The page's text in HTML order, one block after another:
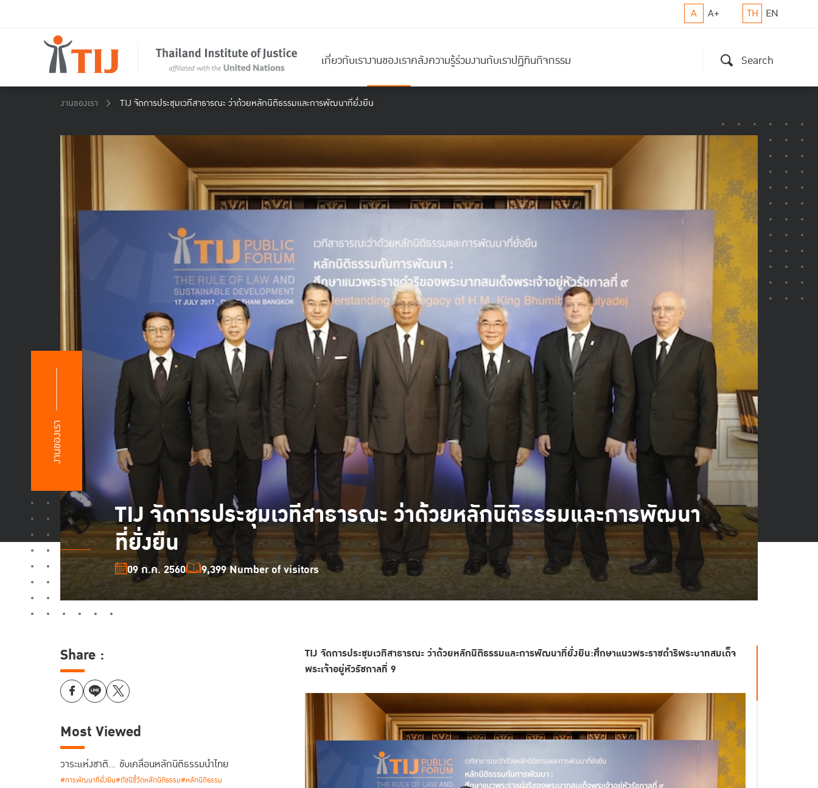
A A+ TH EN
เกี่ยวกับเรางานของเราคลังความรู้ร่วมงานกับเราปฏิทินกิจกรรม Search
งานของเรา TIJ จัดการประชุมเวทีสาธารณะ ว่าด้วยหลักนิติธรรมและการพัฒนาที่ยั่งยืน
งานของเรา
TIJ จัดการประชุมเวทีสาธารณะ ว่าด้วยหลักนิติธรรมและการพัฒนา
ที่ยั่งยืน
09 ก.ค. 2560 9,399 Number of visitors
TIJ จัดการประชุมเวทีสาธารณะ ว่าด้วยหลักนิติธรรมและการพัฒนาที่ยั่งยืน:ศึกษาแนวพระราชดำริพระบาทสมเด็จ
พระเจ้าอยู่หัวรัชกาลที่ 9
Share :
Most Viewed
วาระแห่งชาติ… ขับเคลื่อนหลักนิติธรรมนำไทย
#การพัฒนาที่ยั่งยืน#ดัชนีชี้วัดหลักนิติธรรม#หลักนิติธรรม